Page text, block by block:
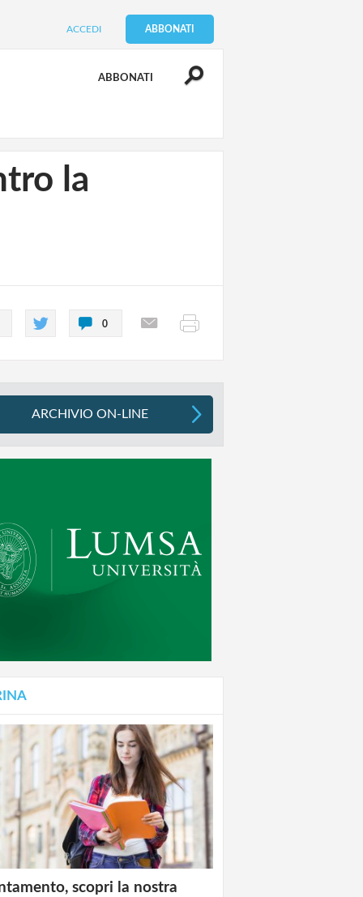
ACCEDI ABBONATI
ABBONATI
la
0
ARCHIVIO ON-LINE
scopri la nostra